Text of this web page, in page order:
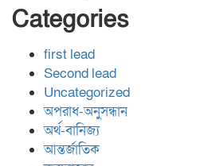
Categories
first lead
Second lead
Uncategorized
অপরাধ-অনুসন্ধান
অর্থ-বানিজ্য
আন্তর্জাতিক